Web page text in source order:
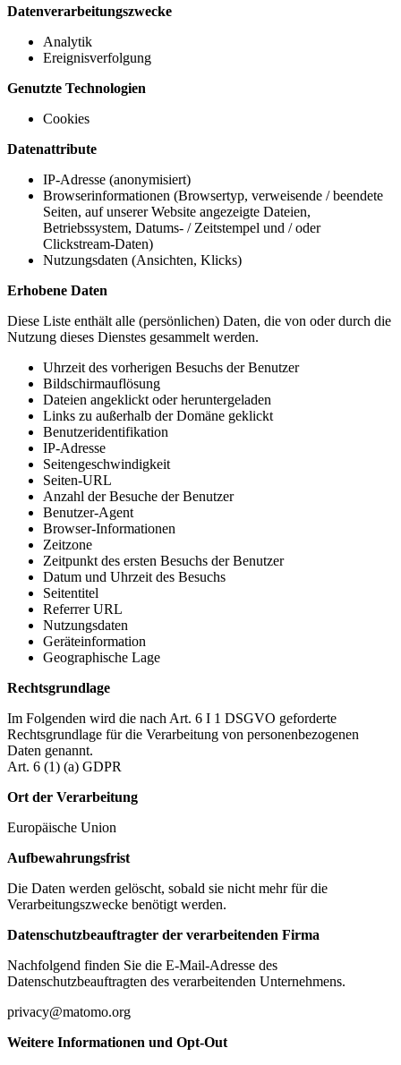
Datenverarbeitungszwecke
Analytik
Ereignisverfolgung
Genutzte Technologien
Cookies
Datenattribute
IP-Adresse (anonymisiert)
Browserinformationen (Browsertyp, verweisende / beendete
Seiten, auf unserer Website angezeigte Dateien,
Betriebssystem, Datums- / Zeitstempel und / oder
Clickstream-Daten)
Nutzungsdaten (Ansichten, Klicks)
Erhobene Daten
Diese Liste enthält alle (persönlichen) Daten, die von oder durch die
Nutzung dieses Dienstes gesammelt werden.
Uhrzeit des vorherigen Besuchs der Benutzer
Bildschirmauflösung
Dateien angeklickt oder heruntergeladen
Links zu außerhalb der Domäne geklickt
Benutzeridentifikation
IP-Adresse
Seitengeschwindigkeit
Seiten-URL
Anzahl der Besuche der Benutzer
Benutzer-Agent
Browser-Informationen
Zeitzone
Zeitpunkt des ersten Besuchs der Benutzer
Datum und Uhrzeit des Besuchs
Seitentitel
Referrer URL
Nutzungsdaten
Geräteinformation
Geographische Lage
Rechtsgrundlage
Im Folgenden wird die nach Art. 6 I 1 DSGVO geforderte
Rechtsgrundlage für die Verarbeitung von personenbezogenen
Daten genannt.
Art. 6 (1) (a) GDPR
Ort der Verarbeitung
Europäische Union
Aufbewahrungsfrist
Die Daten werden gelöscht, sobald sie nicht mehr für die
Verarbeitungszwecke benötigt werden.
Datenschutzbeauftragter der verarbeitenden Firma
Nachfolgend finden Sie die E-Mail-Adresse des
Datenschutzbeauftragten des verarbeitenden Unternehmens.
privacy@matomo.org
Weitere Informationen und Opt-Out